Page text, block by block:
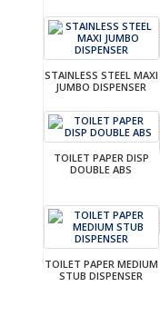
STAINLESS STEEL MAXI
JUMBO DISPENSER
TOILET PAPER DISP
DOUBLE ABS
TOILET PAPER MEDIUM
STUB DISPENSER